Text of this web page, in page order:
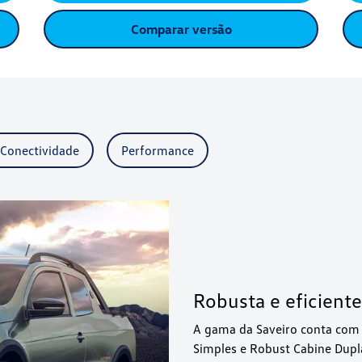
Comparar versão
Performance
Robusta e eficiente
A gama da Saveiro conta
Simples e Robust Cabine